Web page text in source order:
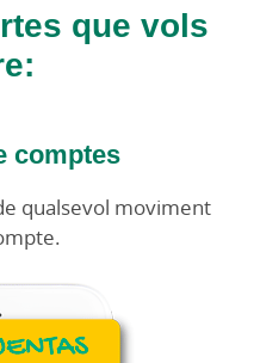
que vols
comptes
qualsevol moviment